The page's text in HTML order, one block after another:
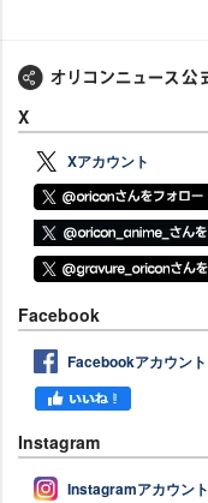
X
Xアカウント
Facebook
Facebookアカウント
Instagram
Instagramアカウント